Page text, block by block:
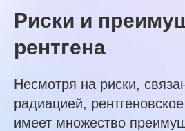
Риски и
рентгена
Несмотря на риски,
радиацией,
имеет множество